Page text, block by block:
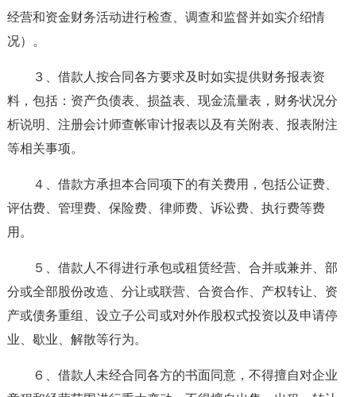
经营和资金财务活动进行检查、调查和监督并如实介绍情
况）。
３、借款人按合同各方要求及时如实提供财务报表资
料，包括：资产负债表、损益表、现金流量表，财务状况分
析说明、注册会计师查帐审计报表以及有关附表、报表附注
等相关事项。
４、借款方承担本合同项下的有关费用，包括公证费、
评估费、管理费、保险费、律师费、诉讼费、执行费等费
用。
５、借款人不得进行承包或租赁经营、合并或兼并、部
分或全部股份改造、分让或联营、合资合作、产权转让、资
产或债务重组、设立子公司或对外作股权式投资以及申请停
业、歇业、解散等行为。
６、借款人未经合同各方的书面同意，不得擅自对企业